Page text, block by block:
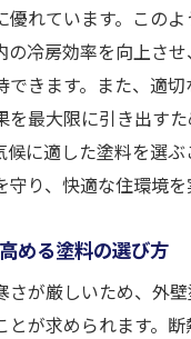
優れています。この
の冷房効率を向上さ
できます。また、適
を最大限に引き出す
候に適した塗料を選
守り、快適な住環境を
める塗料の選び方
さが厳しいため、外
とが求められます。